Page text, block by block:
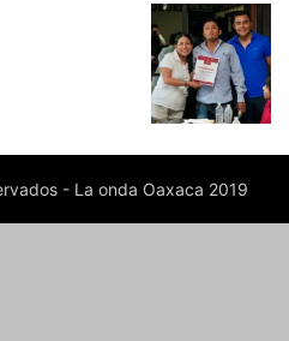
- La onda Oaxaca 2019